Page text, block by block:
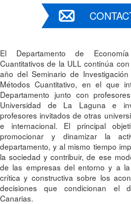
El Departamento de
Cuantitativos de la ULL continúa
año del Seminario de
Métodos Cuantitativo, en el que
Departamento junto con
Universidad de La Laguna e
profesores invitados de otras
e internacional. El principal
promocionar y dinamizar la
departamento, y al mismo tiempo
la sociedad y contribuir, de ese
de las empresas del entorno y a
crítica y constructiva sobre los
decisiones que condicionan el
Canarias.